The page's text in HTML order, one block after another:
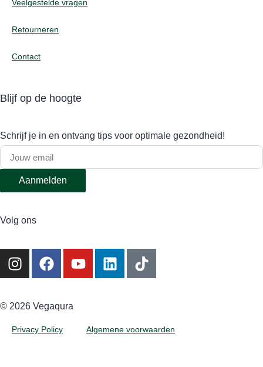
Veelgestelde vragen
Retourneren
Contact
Blijf op de hoogte
Schrijf je in en ontvang tips voor optimale gezondheid!
Aanmelden
Volg ons
©️ 2026 Vegaqura
Privacy Policy Algemene voorwaarden